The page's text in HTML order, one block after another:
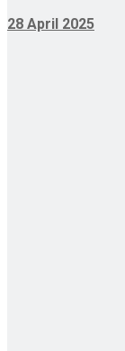
28 April 2025